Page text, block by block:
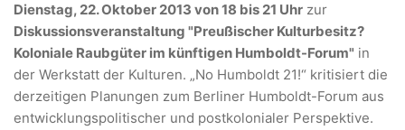
Dienstag, 22. Oktober 2013 von 18 bis 21 Uhr zur
Diskussionsveranstaltung "Preußischer Kulturbesitz?
Koloniale Raubgüter im künftigen Humboldt-Forum" in
der Werkstatt der Kulturen. „No Humboldt 21!“ kritisiert die
derzeitigen Planungen zum Berliner Humboldt-Forum aus
entwicklungspolitischer und postkolonialer Perspektive.